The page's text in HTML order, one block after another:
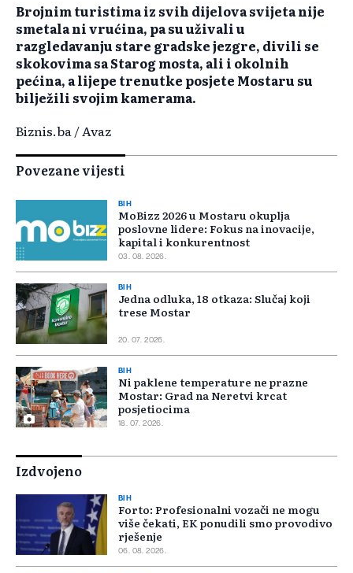
Brojnim turistima iz svih dijelova svijeta nije
smetala ni vrućina, pa su uživali u
razgledavanju stare gradske jezgre, divili se
skokovima sa Starog mosta, ali i okolnih
pećina, a lijepe trenutke posjete Mostaru su
bilježili svojim kamerama.
Biznis.ba / Avaz
Povezane vijesti
BIH
MoBizz 2026 u Mostaru okuplja
poslovne lidere: Fokus na inovacije,
kapital i konkurentnost
03. 08. 2026.
BIH
Jedna odluka, 18 otkaza: Slučaj koji
trese Mostar
20. 07. 2026.
BIH
Ni paklene temperature ne prazne
Mostar: Grad na Neretvi krcat
posjetiocima
18. 07. 2026.
Izdvojeno
BIH
Forto: Profesionalni vozači ne mogu
više čekati, EK ponudili smo provodivo
rješenje
06. 08. 2026.